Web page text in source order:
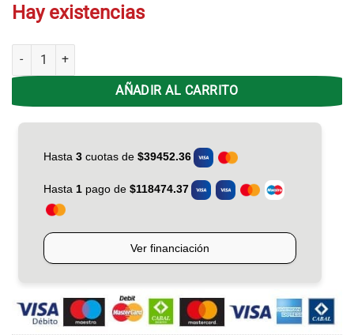
Hay existencias
Ventilador de Pie 20' Philco VPP-2021N 3 Velocidades Base redonda
AÑADIR AL CARRITO